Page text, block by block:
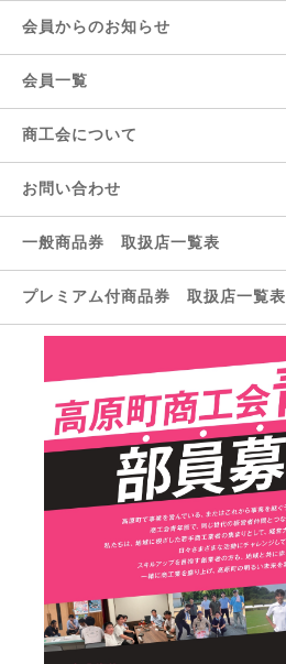
会員からのお知らせ
会員一覧
商工会について
お問い合わせ
一般商品券 取扱店一覧表
プレミアム付商品券 取扱店一覧表